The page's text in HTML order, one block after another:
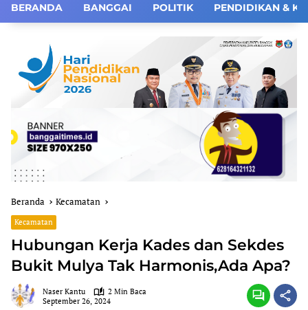
BERANDA BANGGAI POLITIK PENDIDIKAN &
Beranda Kecamatan
Kecamatan
Hubungan Kerja Kades dan Sekdes
Bukit Mulya Tak Harmonis,Ada Apa?
Naser Kantu
2 Min Baca
September 26, 2024